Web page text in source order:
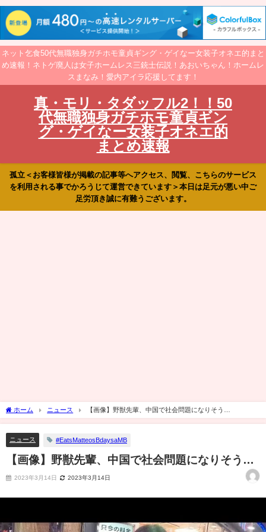
ネット乞食50代無職独身ガチホモ童貞ギング・ゲイなー女装子オネエ的まと
め速報！ネトゲ廃人は女子ホームレス三銃士伝説！あおいちゃん！ホームレ
スまなみ！愛内アイラ応援してます！
真・モリ・タダッフル2！！50
代無職独身ガチホモ童貞ギン
グ・ゲイなー女装子オネエ的
まとめ速報
孤立＜お客様皆様が掲載の記事等へアクセス、閲覧、こちらのサービス
を利用される事でかろうじて運営できています＞本日は足元が悪い中ご
足労頂き誠に有難うございます。
ホーム ニュース 【画像】野獣先輩、中国で社会問題になりそう…
ニュース #EatsMatteosBdaysaMB
【画像】野獣先輩、中国で社会問題になりそう…
2023年3月14日 2023年3月14日